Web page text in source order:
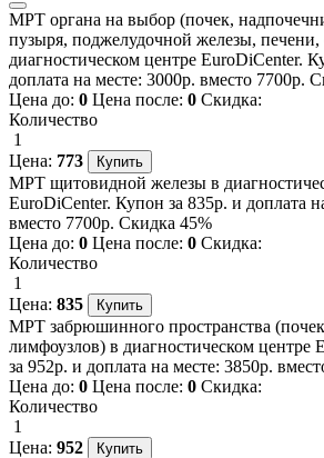
МРТ органа на выбор (почек,
пузыря, поджелудочной железы, печени,
диагностическом центре EuroDiCenter.
доплата на месте: 3000р. вместо 7700р.
Цена до: 0 Цена после: 0 Скидка:
Количество
1
Цена: 773
МРТ щитовидной железы в
EuroDiCenter. Купон за 835р. и доплата
вместо 7700р. Скидка 45%
Цена до: 0 Цена после: 0 Скидка:
Количество
1
Цена: 835
МРТ забрюшинного пространства
лимфоузлов) в диагностическом центре
за 952р. и доплата на месте: 3850р.
Цена до: 0 Цена после: 0 Скидка:
Количество
1
Цена: 952